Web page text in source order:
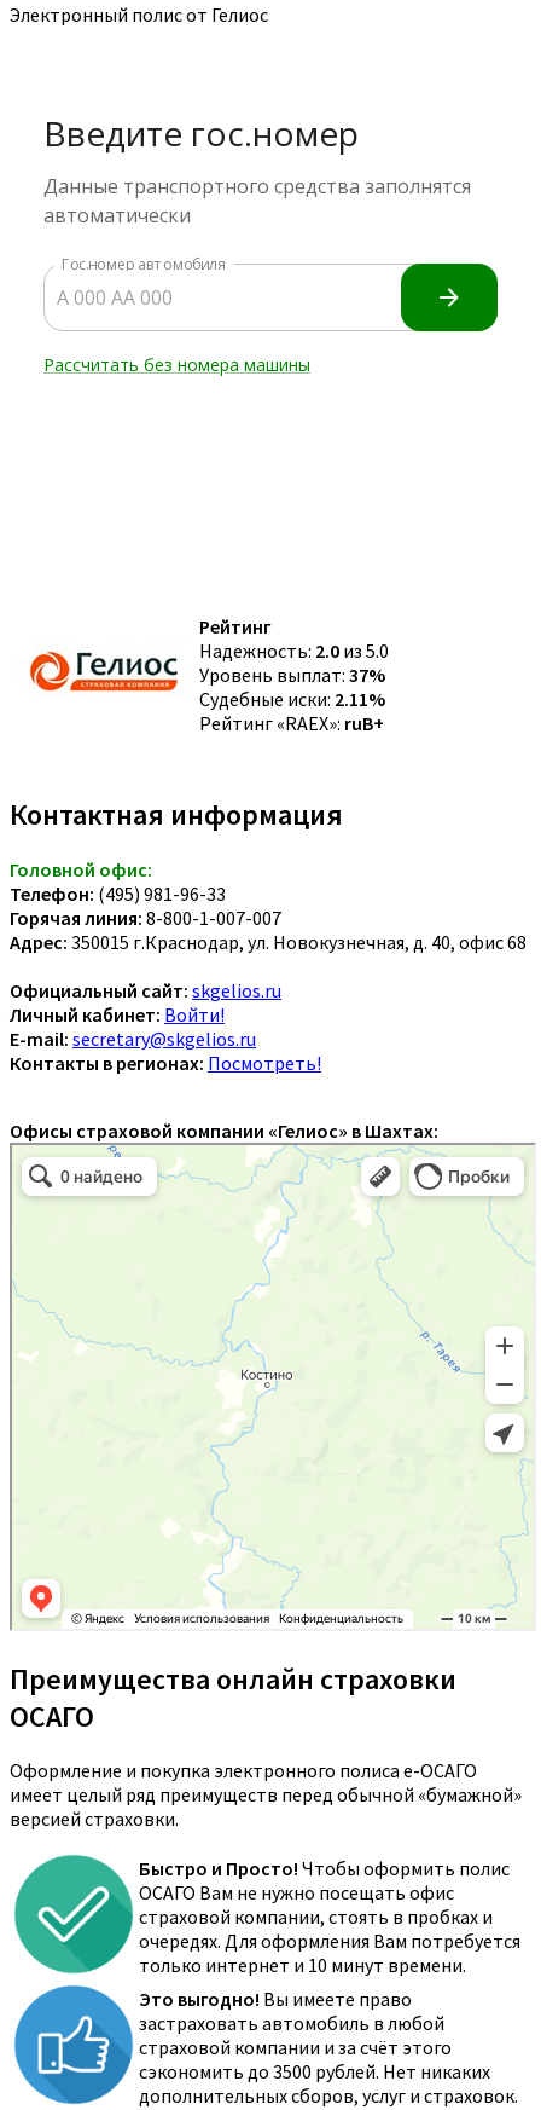
Электронный полис от Гелиос
Рейтинг
Надежность: 2.0 из 5.0
Уровень выплат: 37%
Судебные иски: 2.11%
Рейтинг «RAEX»: ruB+
Контактная информация
Головной офис:
Телефон: (495) 981-96-33
Горячая линия: 8-800-1-007-007
Адрес: 350015 г.Краснодар, ул. Новокузнечная, д. 40, офис 68
Официальный сайт: skgelios.ru
Личный кабинет: Войти!
E-mail: secretary@skgelios.ru
Контакты в регионах: Посмотреть!
Офисы страховой компании «Гелиос» в Шахтах:
Преимущества онлайн страховки
ОСАГО
Оформление и покупка электронного полиса е-ОСАГО
имеет целый ряд преимуществ перед обычной «бумажной»
версией страховки.
Быстро и Просто! Чтобы оформить полис
ОСАГО Вам не нужно посещать офис
страховой компании, стоять в пробках и
очередях. Для оформления Вам потребуется
только интернет и 10 минут времени.
Это выгодно! Вы имеете право
застраховать автомобиль в любой
страховой компании и за счёт этого
сэкономить до 3500 рублей. Нет никаких
дополнительных сборов, услуг и страховок.